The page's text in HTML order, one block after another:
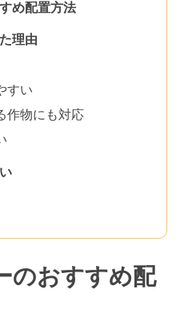
め配置方法
理由
すい
作物にも対応
のおすすめ配